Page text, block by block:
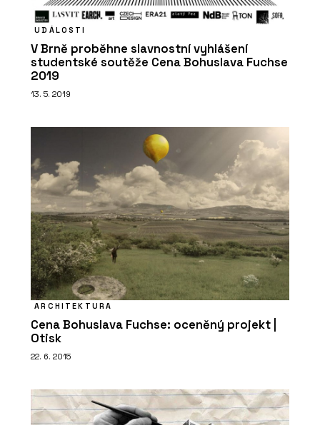
UDÁLOSTI
V Brně proběhne slavnostní vyhlášení
studentské soutěže Cena Bohuslava Fuchse
2019
13. 5. 2019
ARCHITEKTURA
Cena Bohuslava Fuchse: oceněný projekt |
Otisk
22. 6. 2015